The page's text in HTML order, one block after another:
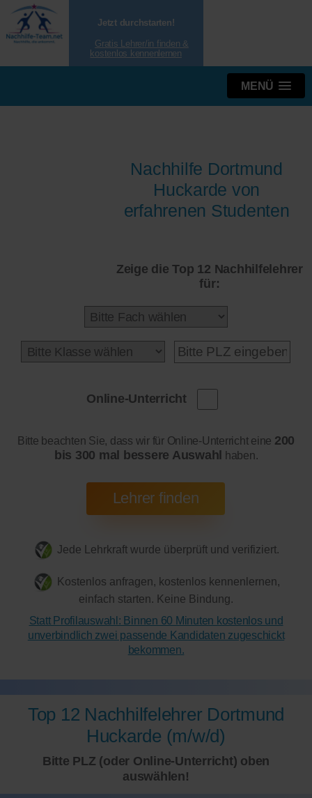
Jetzt durchstarten!
Gratis Lehrer/in finden &
kostenlos kennenlernen
MENÜ
Nachhilfe Dortmund
Huckarde von
erfahrenen Studenten
Zeige die Top 12 Nachhilfelehrer
für:
Online-Unterricht
Bitte beachten Sie, dass wir für Online-Unterricht eine 200
bis 300 mal bessere Auswahl haben.
Jede Lehrkraft wurde überprüft und verifiziert.
Kostenlos anfragen, kostenlos kennenlernen,
einfach starten. Keine Bindung.
Statt Profilauswahl: Binnen 60 Minuten kostenlos und
unverbindlich zwei passende Kandidaten zugeschickt
bekommen.
Top 12 Nachhilfelehrer Dortmund
Huckarde (m/w/d)
Bitte PLZ (oder Online-Unterricht) oben
auswählen!